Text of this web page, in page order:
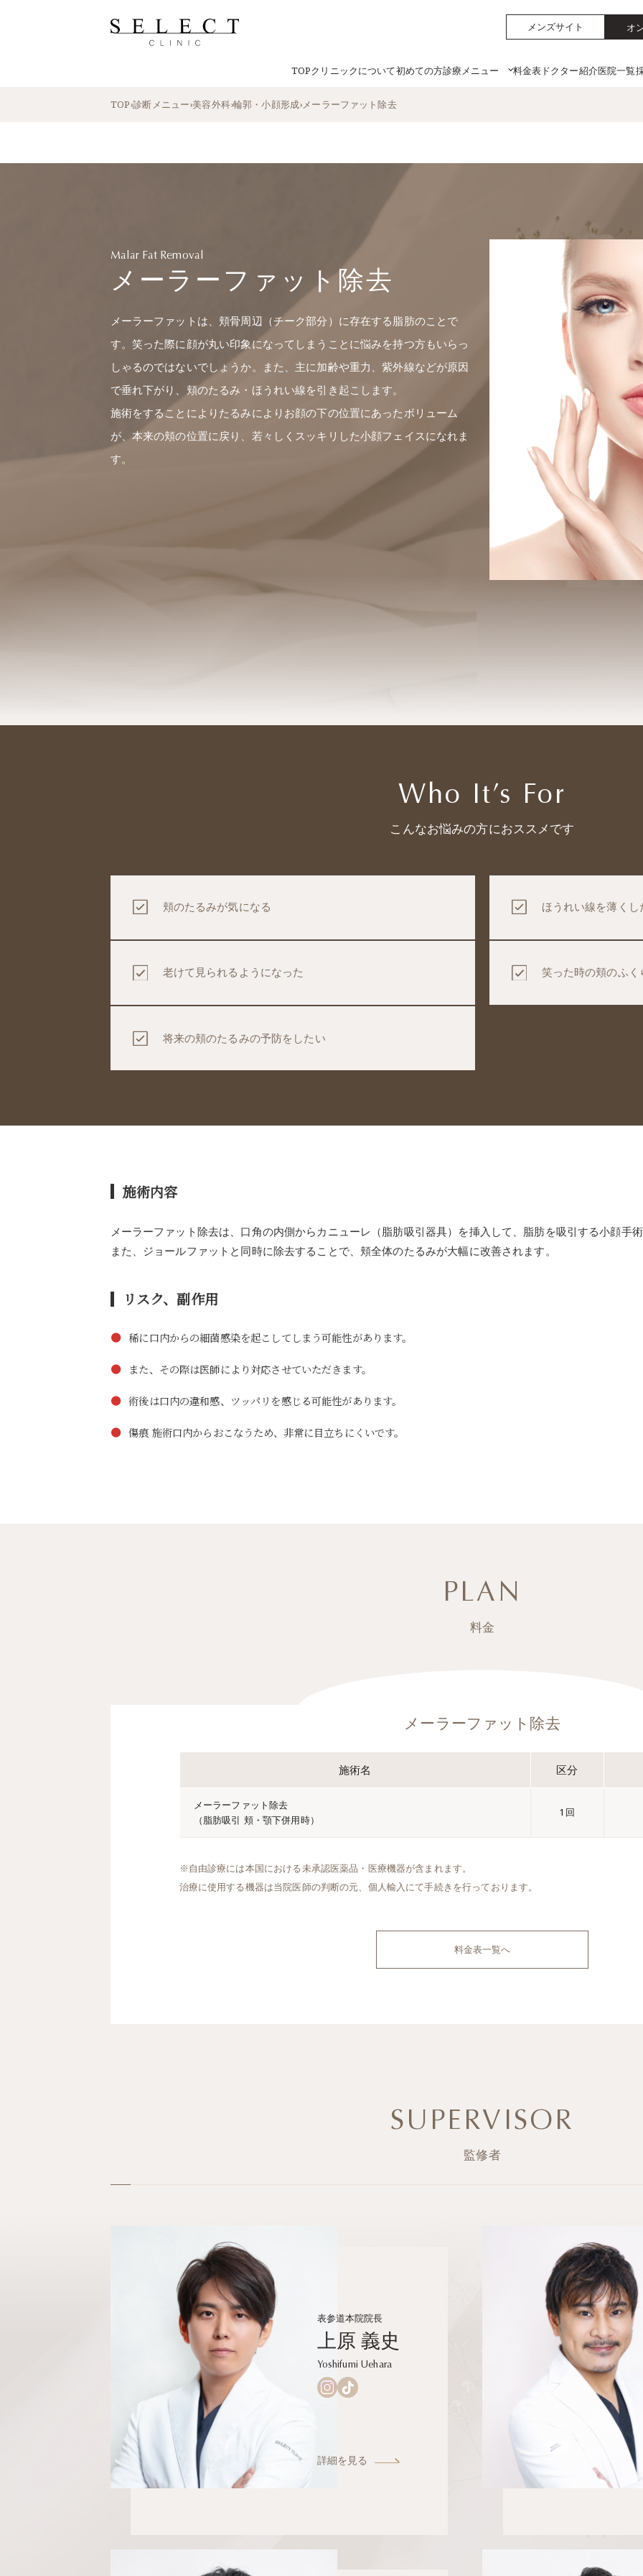
メンズサイト オ
TOPクリニックについて初めての方診療メニュー 料金表 ドクター紹介医院一覧
TOP›診断メニュー›美容外科›輪郭・小顔形成›メーラーファット除去
Malar Fat Removal
メーラーファット除去
メーラーファットは、頬骨周辺（チーク部分）に存在する脂肪のことで
す。笑った際に顔が丸い印象になってしまうことに悩みを持つ方もいらっ
しゃるのではないでしょうか。また、主に加齢や重力、紫外線などが原因
で垂れ下がり、頬のたるみ・ほうれい線を引き起こします。
施術をすることによりたるみによりお顔の下の位置にあったボリューム
が、本来の頬の位置に戻り、若々しくスッキリした小顔フェイスになれま
す。
Who It’s For
こんなお悩みの方におススメです
頬のたるみが気になる ほうれい線を薄くし
老けて見られるようになった 笑った時の頬のふ
将来の頬のたるみの予防をしたい
施術内容
メーラーファット除去は、口角の内側からカニューレ（脂肪吸引器具）を挿入して、脂肪を吸引する小顔手
また、ジョールファットと同時に除去することで、頬全体のたるみが大幅に改善されます。
リスク、副作用
● 稀に口内からの細菌感染を起こしてしまう可能性があります。
● また、その際は医師により対応させていただきます。
● 術後は口内の違和感、ツッパリを感じる可能性があります。
● 傷痕 施術口内からおこなうため、非常に目立ちにくいです。
PLAN
料金
メーラーファット除去
施術名 区分
メーラーファット除去
（脂肪吸引 頬・顎下併用時）
1回
※自由診療には本国における未承認医薬品・医療機器が含まれます。
治療に使用する機器は当院医師の判断の元、個人輸入にて手続きを行っております。
料金表一覧へ
SUPERVISOR
監修者
表参道本院院長
上原 義史
Yoshifumi Uehara
詳細を見る